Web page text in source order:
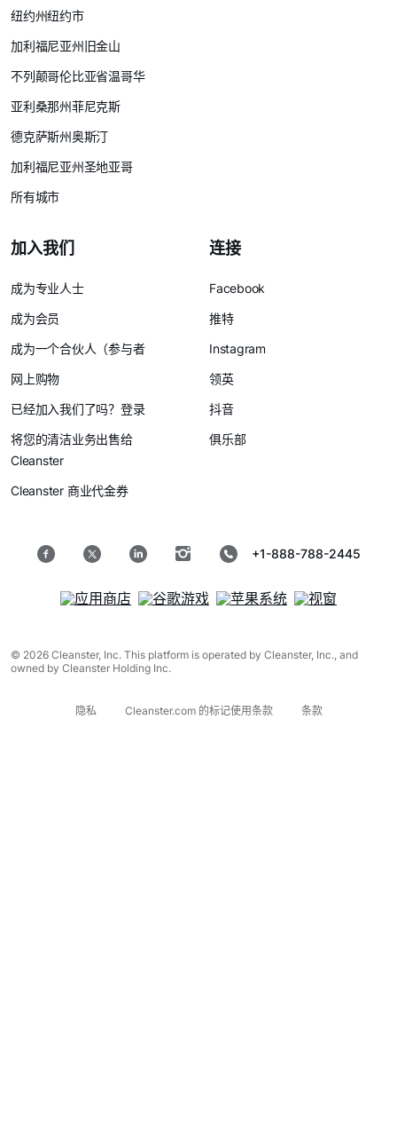
纽约州纽约市
加利福尼亚州旧金山
不列颠哥伦比亚省温哥华
亚利桑那州菲尼克斯
德克萨斯州奥斯汀
加利福尼亚州圣地亚哥
所有城市
加入我们
成为专业人士
成为会员
成为一个合伙人（参与者
网上购物
已经加入我们了吗？登录
将您的清洁业务出售给
Cleanster
Cleanster 商业代金券
连接
Facebook
推特
Instagram
领英
抖音
俱乐部
+1-888-788-2445
© 2026 Cleanster, Inc. This platform is operated by Cleanster, Inc., and
owned by Cleanster Holding Inc.
隐私 Cleanster.com 的标记使用条款 条款